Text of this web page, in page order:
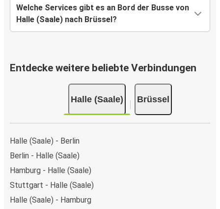
Welche Services gibt es an Bord der Busse von
Halle (Saale) nach Brüssel?
Entdecke weitere beliebte Verbindungen
Halle (Saale) Brüssel
Halle (Saale) - Berlin
Berlin - Halle (Saale)
Hamburg - Halle (Saale)
Stuttgart - Halle (Saale)
Halle (Saale) - Hamburg